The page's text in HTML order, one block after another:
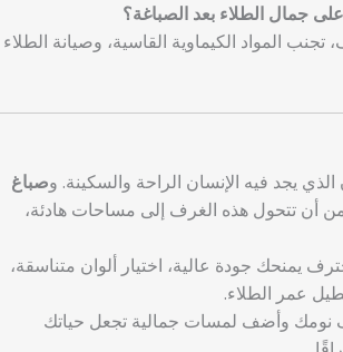
المواد الكيماوية القاسية، وصيانة الطلاء
يجد فيه الإنسان الراحة والسكينة. وصباغ
أن تتحول هذه الغرف إلى مساحات هادئة،
يمنحك جودة عالية، اختيار ألوان متناسقة،
عمر الطلاء.
نومك وأضف لمسات جمالية تجعل حياتك